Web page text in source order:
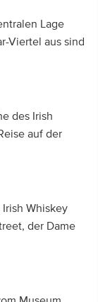
Lage
Viertel aus sind
des Irish
auf der
Whiskey
der Dame